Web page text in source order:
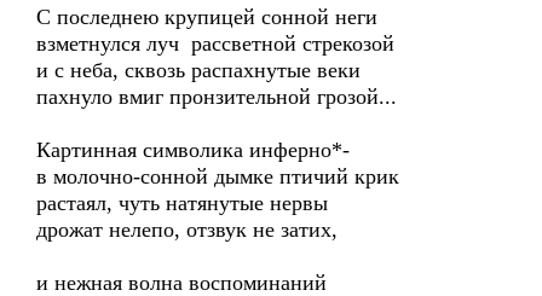
С последнею крупицей сонной неги
взметнулся луч рассветной стрекозой
и с неба, сквозь распахнутые веки
пахнуло вмиг пронзительной грозой...
Картинная символика инферно*-
в молочно-сонной дымке птичий крик
растаял, чуть натянутые нервы
дрожат нелепо, отзвук не затих,
и нежная волна воспоминаний